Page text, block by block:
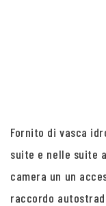
Fornito di vasca
suite e nelle suite
camera un un
raccordo